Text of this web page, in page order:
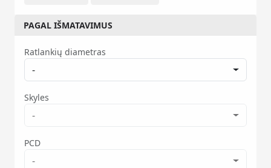
PAGAL IŠMATAVIMUS
Ratlankių diametras
-
Skyles
-
PCD
-